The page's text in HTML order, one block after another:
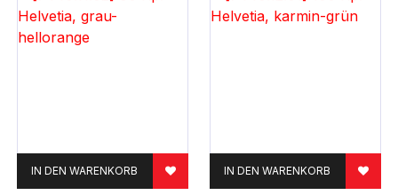
IN DEN WARENKORB IN DEN WARENKORB